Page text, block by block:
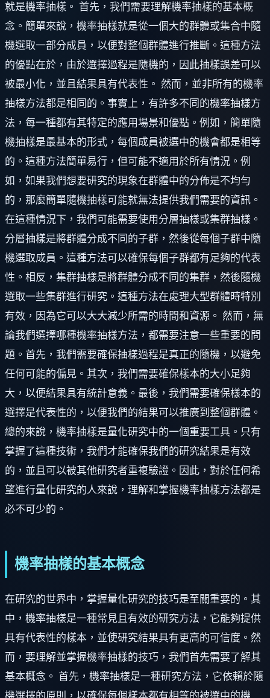
就是機率抽樣。 首先，我們需要理解機率抽樣的基本概
念。簡單來說，機率抽樣就是從一個大的群體或集合中隨
機選取一部分成員，以便對整個群體進行推斷。這種方法
的優點在於，由於選擇過程是隨機的，因此抽樣誤差可以
被最小化，並且結果具有代表性。 然而，並非所有的機率
抽樣方法都是相同的。事實上，有許多不同的機率抽樣方
法，每一種都有其特定的應用場景和優點。例如，簡單隨
機抽樣是最基本的形式，每個成員被選中的機會都是相等
的。這種方法簡單易行，但可能不適用於所有情況。例
如，如果我們想要研究的現象在群體中的分佈是不均勻
的，那麼簡單隨機抽樣可能就無法提供我們需要的資訊。
在這種情況下，我們可能需要使用分層抽樣或集群抽樣。
分層抽樣是將群體分成不同的子群，然後從每個子群中隨
機選取成員。這種方法可以確保每個子群都有足夠的代表
性。相反，集群抽樣是將群體分成不同的集群，然後隨機
選取一些集群進行研究。這種方法在處理大型群體時特別
有效，因為它可以大大減少所需的時間和資源。 然而，無
論我們選擇哪種機率抽樣方法，都需要注意一些重要的問
題。首先，我們需要確保抽樣過程是真正的隨機，以避免
任何可能的偏見。其次，我們需要確保樣本的大小足夠
大，以便結果具有統計意義。最後，我們需要確保樣本的
選擇是代表性的，以便我們的結果可以推廣到整個群體。
總的來說，機率抽樣是量化研究中的一個重要工具。只有
掌握了這種技術，我們才能確保我們的研究結果是有效
的，並且可以被其他研究者重複驗證。因此，對於任何希
望進行量化研究的人來說，理解和掌握機率抽樣方法都是
必不可少的。
機率抽樣的基本概念
在研究的世界中，掌握量化研究的技巧是至關重要的。其
中，機率抽樣是一種常見且有效的研究方法，它能夠提供
具有代表性的樣本，並使研究結果具有更高的可信度。然
而，要理解並掌握機率抽樣的技巧，我們首先需要了解其
基本概念。 首先，機率抽樣是一種研究方法，它依賴於隨